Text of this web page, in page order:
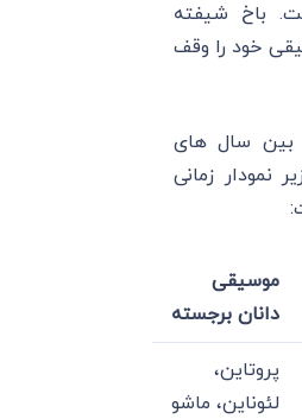
باخ شیفته
خود را وقف
بین سال های
در زیر نمودار زمانی
موسیقی
دانان برجسته
پروتاین،
لئوناین، ماشو